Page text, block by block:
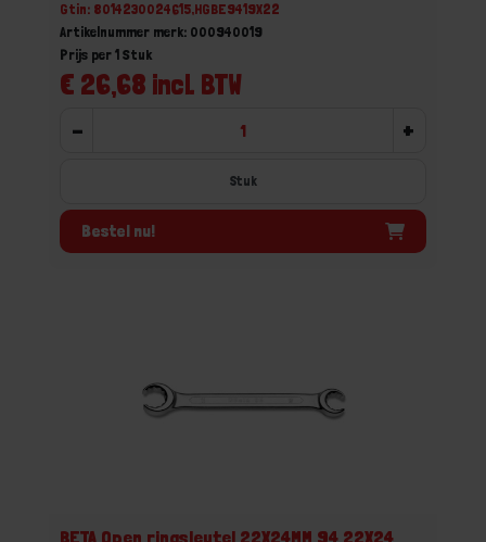
Gtin: 8014230024615,HGBE9419X22
Artikelnummer merk: 000940019
€ 26,68 incl. BTW
Prijs per 1 Stuk
- +
Stuk
Bestel nu!
BETA Open ringsleutel 22X24MM 94 22X24